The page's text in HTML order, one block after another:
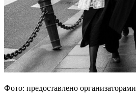
Фото: предоставлено организаторами